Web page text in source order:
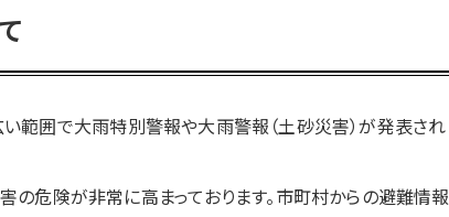
い範囲で大雨特別警報や大雨警報（土砂災害）が発表され
危険が非常に高まっております。市町村からの避難情報